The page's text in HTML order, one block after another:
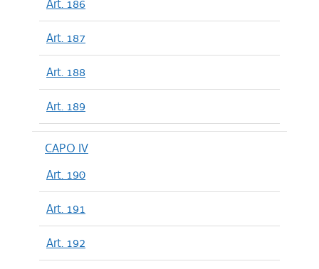
Art. 186
Art. 187
Art. 188
Art. 189
CAPO IV
Art. 190
Art. 191
Art. 192